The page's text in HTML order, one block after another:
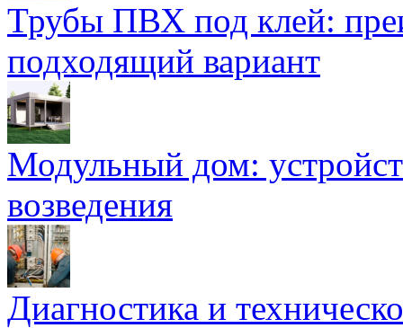
Трубы ПВХ под клей:
подходящий вариант
Модульный дом:
возведения
Диагностика и